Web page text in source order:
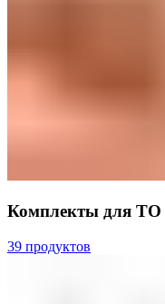
Комплекты для ТО
39 продуктов